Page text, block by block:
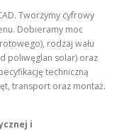
Tworzymy cyfrowy
Dobieramy moc
rodzaj wału
poliwęglan solar) oraz
techniczną
transport oraz montaż.
i